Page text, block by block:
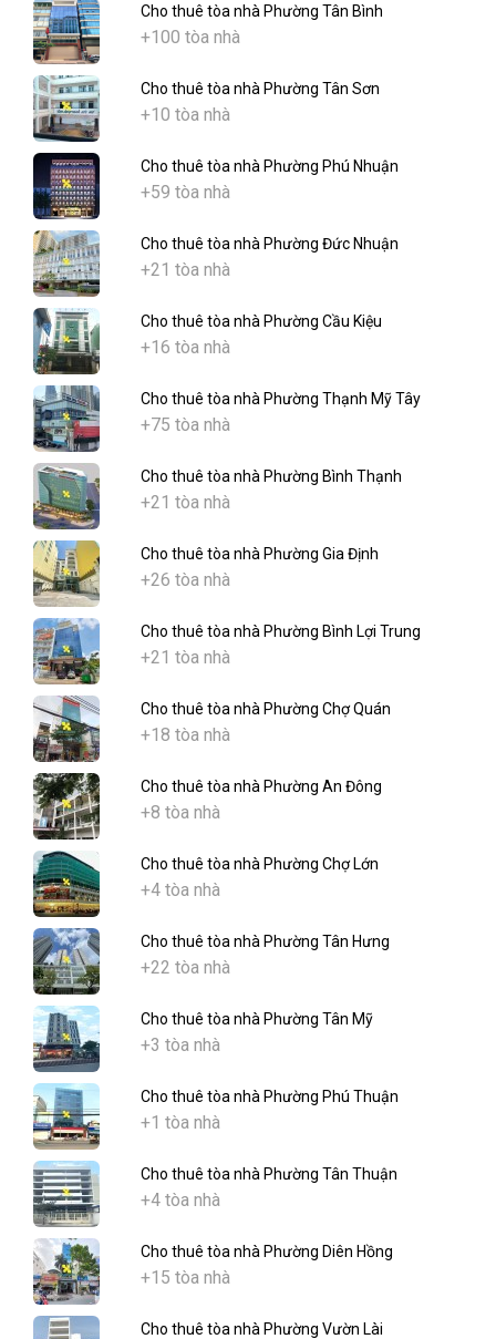
Cho thuê tòa nhà Phường Tân Bình
+100 tòa nhà
Cho thuê tòa nhà Phường Tân Sơn
+10 tòa nhà
Cho thuê tòa nhà Phường Phú Nhuận
+59 tòa nhà
Cho thuê tòa nhà Phường Đức Nhuận
+21 tòa nhà
Cho thuê tòa nhà Phường Cầu Kiệu
+16 tòa nhà
Cho thuê tòa nhà Phường Thạnh Mỹ Tây
+75 tòa nhà
Cho thuê tòa nhà Phường Bình Thạnh
+21 tòa nhà
Cho thuê tòa nhà Phường Gia Định
+26 tòa nhà
Cho thuê tòa nhà Phường Bình Lợi Trung
+21 tòa nhà
Cho thuê tòa nhà Phường Chợ Quán
+18 tòa nhà
Cho thuê tòa nhà Phường An Đông
+8 tòa nhà
Cho thuê tòa nhà Phường Chợ Lớn
+4 tòa nhà
Cho thuê tòa nhà Phường Tân Hưng
+22 tòa nhà
Cho thuê tòa nhà Phường Tân Mỹ
+3 tòa nhà
Cho thuê tòa nhà Phường Phú Thuận
+1 tòa nhà
Cho thuê tòa nhà Phường Tân Thuận
+4 tòa nhà
Cho thuê tòa nhà Phường Diên Hồng
+15 tòa nhà
Cho thuê tòa nhà Phường Vườn Lài